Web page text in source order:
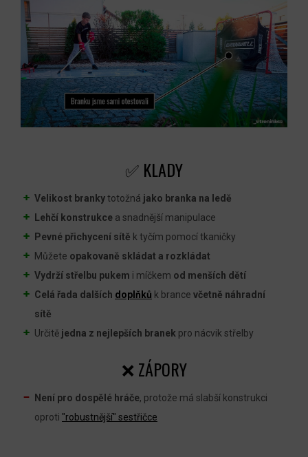
✅ KLADY
Velikost brankytotožná jako branka na ledě
Lehčí konstrukce a snadnější manipulace
Pevné přichycení sítě k tyčím pomocí tkaničky
Můžete opakovaně skládat a rozkládat
Vydrží střelbu pu kem i míčkem od menších dětí
Celá řada dalších doplňků k brance včetně náhradní
sítě
Určitě jedna z nejlepších branek pro nácvik střelby
❌ ZÁPORY
Není pro dospělé hráče, protože má slabší konstrukci
oproti "robustnější" sestřičce